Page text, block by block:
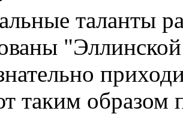
таланты
таким образом